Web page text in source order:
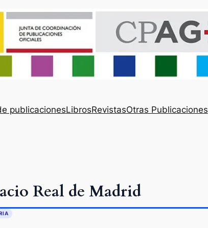
publicacionesLibrosRevistasOtras Publicaciones
Real de Madrid